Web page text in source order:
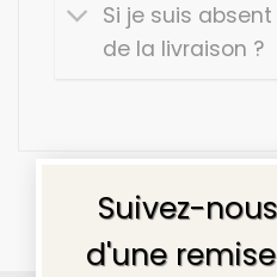
Suivez-
d'une
Si je suis
de la livraison ?